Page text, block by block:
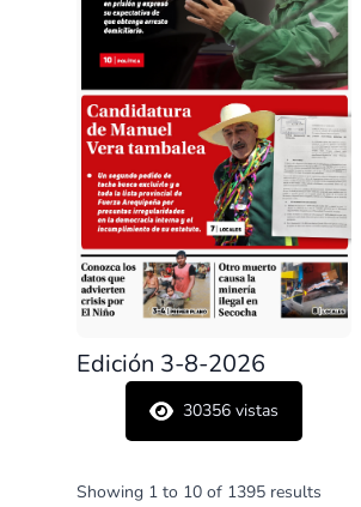
Edición 3-8-2026
30356 vistas
Showing 1 to 10 of 1395 results